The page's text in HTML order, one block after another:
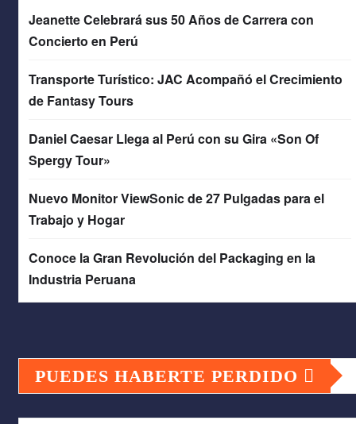
Jeanette Celebrará sus 50 Años de Carrera con
Concierto en Perú
Transporte Turístico: JAC Acompañó el Crecimiento
de Fantasy Tours
Daniel Caesar Llega al Perú con su Gira «Son Of
Spergy Tour»
Nuevo Monitor ViewSonic de 27 Pulgadas para el
Trabajo y Hogar
Conoce la Gran Revolución del Packaging en la
Industria Peruana
PUEDES HABERTE PERDIDO